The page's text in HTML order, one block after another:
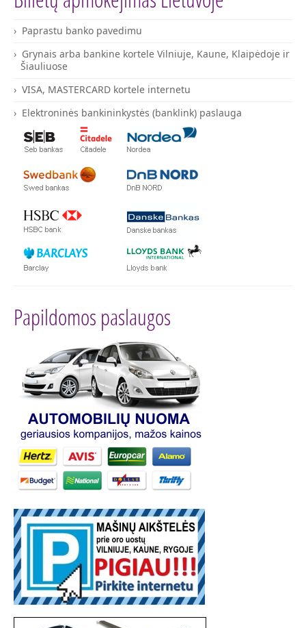
Paprastu banko pavedimu
Grynais arba bankine kortele Vilniuje, Kaune, Klaipėdoje ir
Šiauliuose
VISA, MASTERCARD kortele internetu
Elektroninės bankininkystės (banklink) paslauga
Papildomos paslaugos